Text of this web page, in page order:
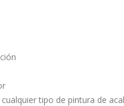
tipo de pintura de